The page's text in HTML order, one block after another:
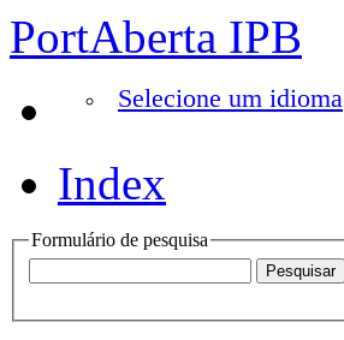
PortAberta IPB
Selecione um idioma
Index
Formulário de pesquisa